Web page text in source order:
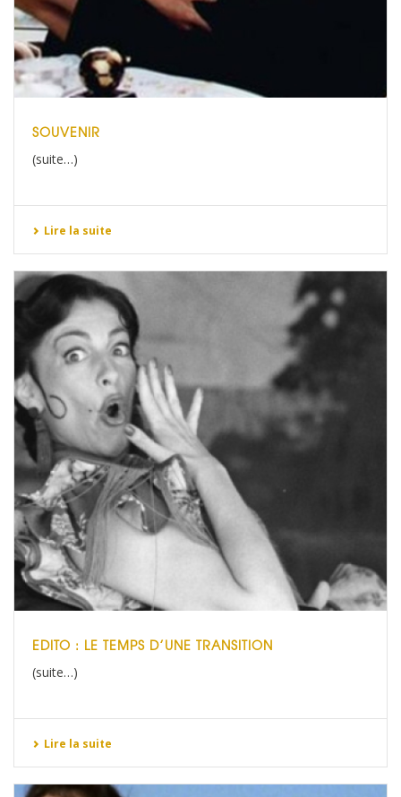
SOUVENIR
(suite…)
Lire la suite
EDITO : LE TEMPS D’UNE TRANSITION
(suite…)
Lire la suite